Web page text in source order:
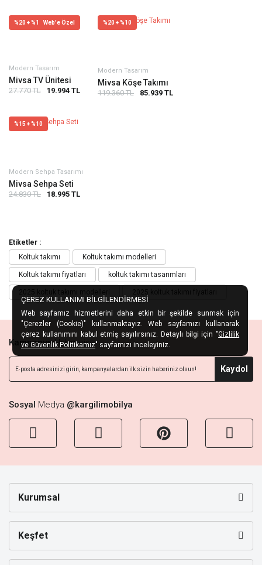
%20 + %10 Web'e Özel
Modern Tasarım
Mivsa TV Ünitesi
27.770 TL 19.994 TL
%20 + %10
Modern Tasarım
Mivsa Köşe Takımı
119.360 TL 85.939 TL
%15 + %10
Modern Sehpa Tasarımı
Mivsa Sehpa Seti
24.830 TL 18.995 TL
Etiketler :
Koltuk takımı
Koltuk takımı modelleri
Koltuk takımı fiyatları koltuk takımı tasarımları
KampanyaHabercisi
Kaydol
Sosyal Medya @kargilimobilya
Kurumsal
Keşfet
ÇEREZ KULLANIMI BİLGİLENDİRMESİ
Web sayfamız hizmetlerini daha etkin bir şekilde sunmak için
"Çerezler (Cookie)" kullanmaktayız. Web sayfamızı kullanarak
çerez kullanımını kabul etmiş sayılırsınız. Detaylı bilgi için "Gizlilik
ve Güvenlik Politikamız" sayfamızı inceleyiniz.